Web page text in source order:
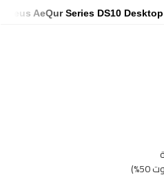
Baseus AeQur Series DS10